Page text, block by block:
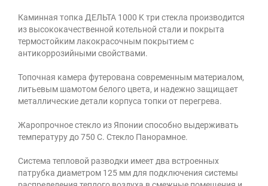
Каминная топка ДЕЛЬТА 1000 K три стекла производится
из высококачественной котельной стали и покрыта
термостойким лакокрасочным покрытием с
антикоррозийными свойствами.
Топочная камера футерована современным материалом,
литьевым шамотом белого цвета, и надежно защищает
металлические детали корпуса топки от перегрева.
Жаропрочное стекло из Японии способно выдерживать
температуру до 750 С. Стекло Панорамное.
Система тепловой разводки имеет два встроенных
патрубка диаметром 125 мм для подключения системы